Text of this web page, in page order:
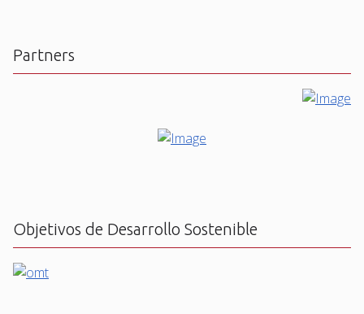
Partners
Objetivos de Desarrollo Sostenible